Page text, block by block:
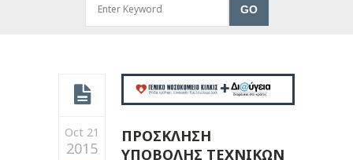
Oct 21
2015
ΠΡΟΣΚΛΗΣΗ
ΥΠΟΒΟΛΗΣ ΤΕΧΝΙΚΩΝ